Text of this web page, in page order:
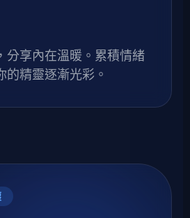
分享內在溫暖。累積情緒
的精靈逐漸光彩。